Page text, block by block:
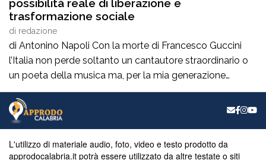
possibilità reale di liberazione e
trasformazione sociale
di redazione
di Antonino Napoli Con la morte di Francesco Guccini
l’Italia non perde soltanto un cantautore straordinario o
un poeta della musica ma, per la mia generazione
cresciuta nella sinistra degli anni Ottanta e Novanta, se
ne va un autentico riferimento culturale, uno di quei
maestri che hanno insegnato a pensare prima ancora
L'utilizzo di materiale audio, foto, video e testo prodotto da
approdocalabria.it potrà essere utilizzato da altre testate o siti